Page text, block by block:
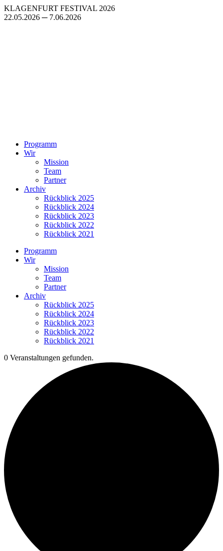
Zum
Inhalt
KLAGENFURT FESTIVAL 2026
22.05.2026 ─ 7.06.2026
Programm
Wir
Mission
Team
Partner
Archiv
Rückblick 2025
Rückblick 2024
Rückblick 2023
Rückblick 2022
Rückblick 2021
Programm
Wir
Mission
Team
Partner
Archiv
Rückblick 2025
Rückblick 2024
Rückblick 2023
Rückblick 2022
Rückblick 2021
0 Veranstaltungen gefunden.